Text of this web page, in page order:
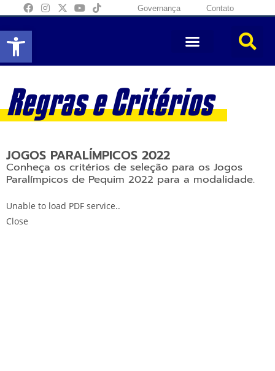
Abrir a barra de ferramentas
Governança Contato
Regras e Critérios
JOGOS PARALÍMPICOS 2022
Conheça os critérios de seleção para os Jogos
Paralímpicos de Pequim 2022 para a modalidade.
Unable to load PDF service..
Close